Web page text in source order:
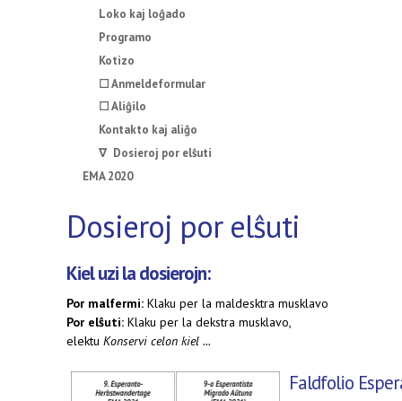
Loko kaj loĝado
Programo
Kotizo
☐ Anmeldeformular
☐ Aliĝilo
Kontakto kaj aliĝo
∇ Dosieroj por elŝuti
EMA 2020
Dosieroj por elŝuti
Kiel uzi la dosierojn:
Por malfermi: Klaku per la maldesktra musklavo
Por elŝuti: Klaku per la dekstra musklavo,
elektu Konservi celon kiel ...
Faldfolio